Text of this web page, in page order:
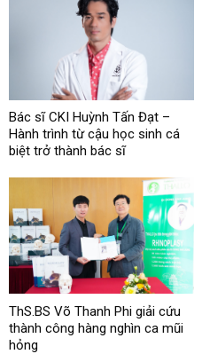
Bác sĩ CKI Huỳnh Tấn Đạt –
Hành trình từ cậu học sinh cá
biệt trở thành bác sĩ
ThS.BS Võ Thanh Phi giải cứu
thành công hàng nghìn ca mũi
hỏng